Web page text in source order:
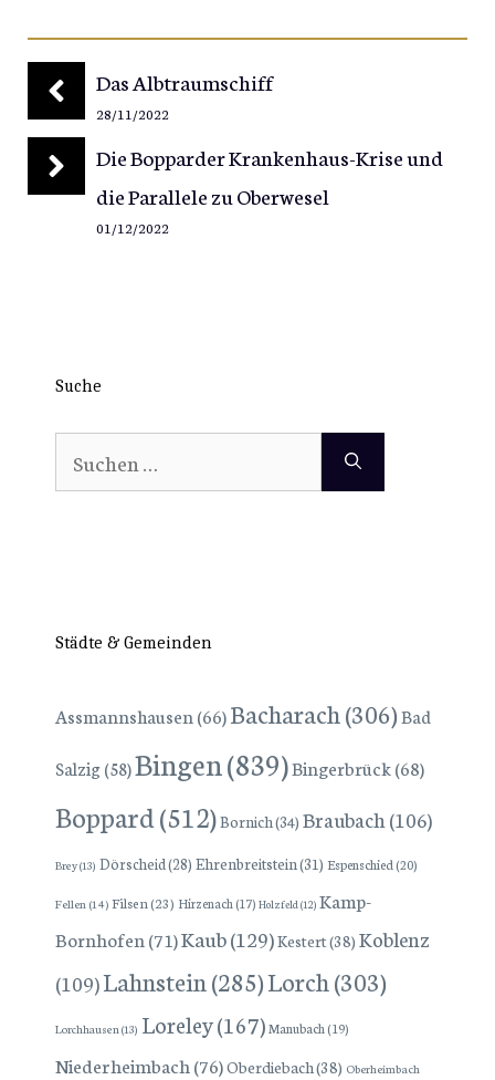
Das Albtraumschiff
28/11/2022
Die Bopparder Krankenhaus-Krise und
die Parallele zu Oberwesel
01/12/2022
Suche
Suchen
nach:
Städte & Gemeinden
Assmannshausen (66)Bacharach(306)Bad
Salzig(58)Bingen(839)Bingerbrück(68)
Boppard(512)Bornich(34) Braubach (106)
Brey(13) Dörscheid(28) Ehrenbreitstein(31) Espenschied (20)
Fellen (14) Filsen(23) Hirzenach (17) Holzfeld(12) Kamp-
Bornhofen (71)Kaub(129)Kestert(38) Koblenz
(109)Lahnstein(285)Lorch(303)
Lorchhausen(13) Loreley(167)Manubach (19)
Niederheimbach (76)Oberdiebach(38) Oberheimbach